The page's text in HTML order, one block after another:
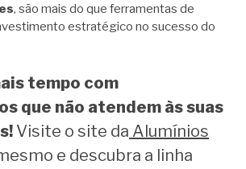
, são mais do que ferramentas de
estratégico no sucesso do
tempo com
que não atendem às suas
Visite o site da Alumínios
e descubra a linha